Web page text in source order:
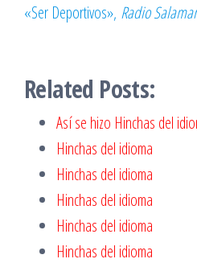
«Ser Deportivos», Radio
Related Posts:
Así se hizo Hinchas del
Hinchas del idioma
Hinchas del idioma
Hinchas del idioma
Hinchas del idioma
Hinchas del idioma